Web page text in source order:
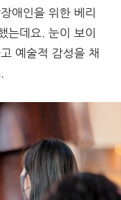
애인을 위한 베리
는데요. 눈이 보이
예술적 감성을 채